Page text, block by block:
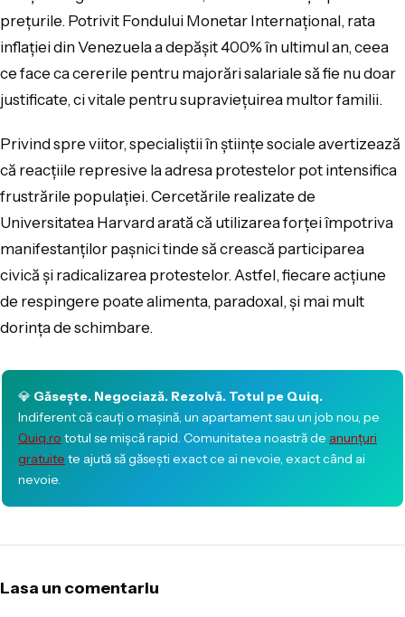
prețurile. Potrivit Fondului Monetar Internațional, rata
inflației din Venezuela a depășit 400% în ultimul an, ceea
ce face ca cererile pentru majorări salariale să fie nu doar
justificate, ci vitale pentru supraviețuirea multor familii.
Privind spre viitor, specialiștii în științe sociale avertizează
că reacțiile represive la adresa protestelor pot intensifica
frustrările populației. Cercetările realizate de
Universitatea Harvard arată că utilizarea forței împotriva
manifestanților pașnici tinde să crească participarea
civică și radicalizarea protestelor. Astfel, fiecare acțiune
de respingere poate alimenta, paradoxal, și mai mult
dorința de schimbare.
💎 Găsește. Negociază. Rezolvă. Totul pe Quiq.
Indiferent că cauți o mașină, un apartament sau un job nou, pe
Quiq.ro totul se mișcă rapid. Comunitatea noastră de anunțuri
gratuite te ajută să găsești exact ce ai nevoie, exact când ai
nevoie.
Lasa un comentariu